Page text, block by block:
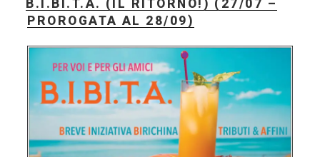
B.I.BI.T.A. (IL RITORNO!) (27/07 –
PROROGATA AL 28/09)